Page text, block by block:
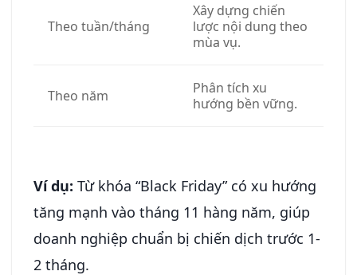
Theo tuần/tháng
Xây dựng chiến
lược nội dung theo
mùa vụ.
Theo năm
Phân tích xu
hướng bền vững.
Ví dụ: Từ khóa “Black Friday” có xu hướng
tăng mạnh vào tháng 11 hàng năm, giúp
doanh nghiệp chuẩn bị chiến dịch trước 1-
2 tháng.